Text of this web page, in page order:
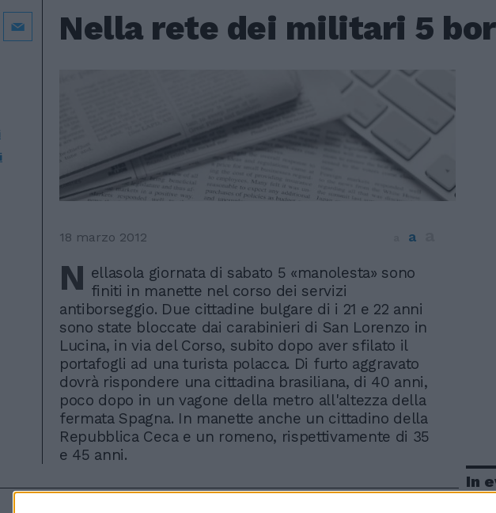
Nella rete dei militari 5
18 marzo 2012 a
N ellasola giornata di sabato 5 «manolesta» sono
finiti in manette nel corso dei servizi
antiborseggio. Due cittadine bulgare di i 21 e 22 anni
sono state bloccate dai carabinieri di San Lorenzo in
Lucina, in via del Corso, subito dopo aver sfilato il
portafogli ad una turista polacca. Di furto aggravato
dovrà rispondere una cittadina brasiliana, di 40 anni,
poco dopo in un vagone della metro all'altezza della
fermata Spagna. In manette anche un cittadino della
Repubblica Ceca e un romeno, rispettivamente di 35
e 45 anni.
In